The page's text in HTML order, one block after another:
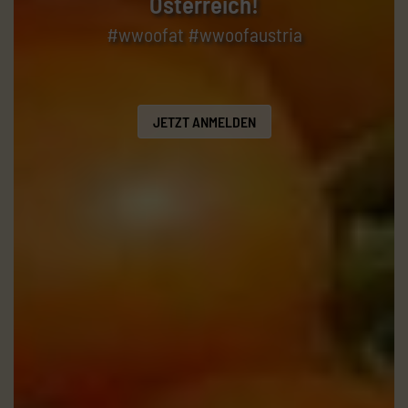
#wwoofat #wwoofaustria
JETZT ANMELDEN